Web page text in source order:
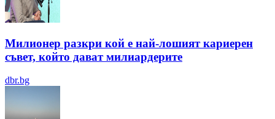
Милионер разкри кой е най-лошият кариерен
съвет, който дават милиардерите
dbr.bg